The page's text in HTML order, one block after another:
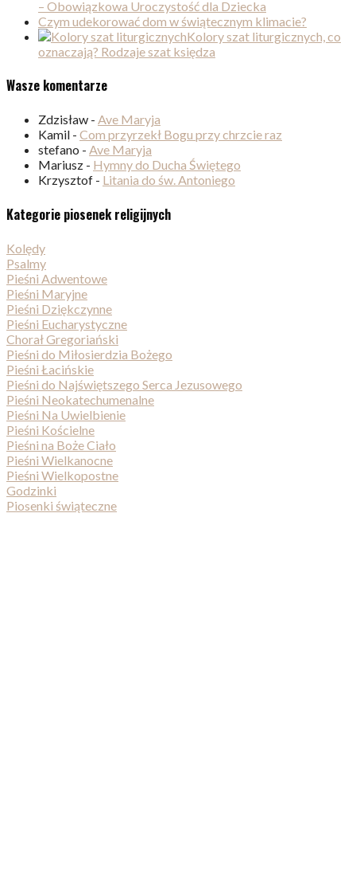
– Obowiązkowa Uroczystość dla Dziecka
Czym udekorować dom w świątecznym klimacie?
Kolory szat liturgicznych, co
oznaczają? Rodzaje szat księdza
Wasze komentarze
Zdzisław - Ave Maryja
Kamil - Com przyrzekł Bogu przy chrzcie raz
stefano - Ave Maryja
Mariusz - Hymny do Ducha Świętego
Krzysztof - Litania do św. Antoniego
Kategorie piosenek religijnych
Kolędy
Psalmy
Pieśni Adwentowe
Pieśni Maryjne
Pieśni Dziękczynne
Pieśni Eucharystyczne
Chorał Gregoriański
Pieśni do Miłosierdzia Bożego
Pieśni Łacińskie
Pieśni do Najświętszego Serca Jezusowego
Pieśni Neokatechumenalne
Pieśni Na Uwielbienie
Pieśni Kościelne
Pieśni na Boże Ciało
Pieśni Wielkanocne
Pieśni Wielkopostne
Godzinki
Piosenki świąteczne